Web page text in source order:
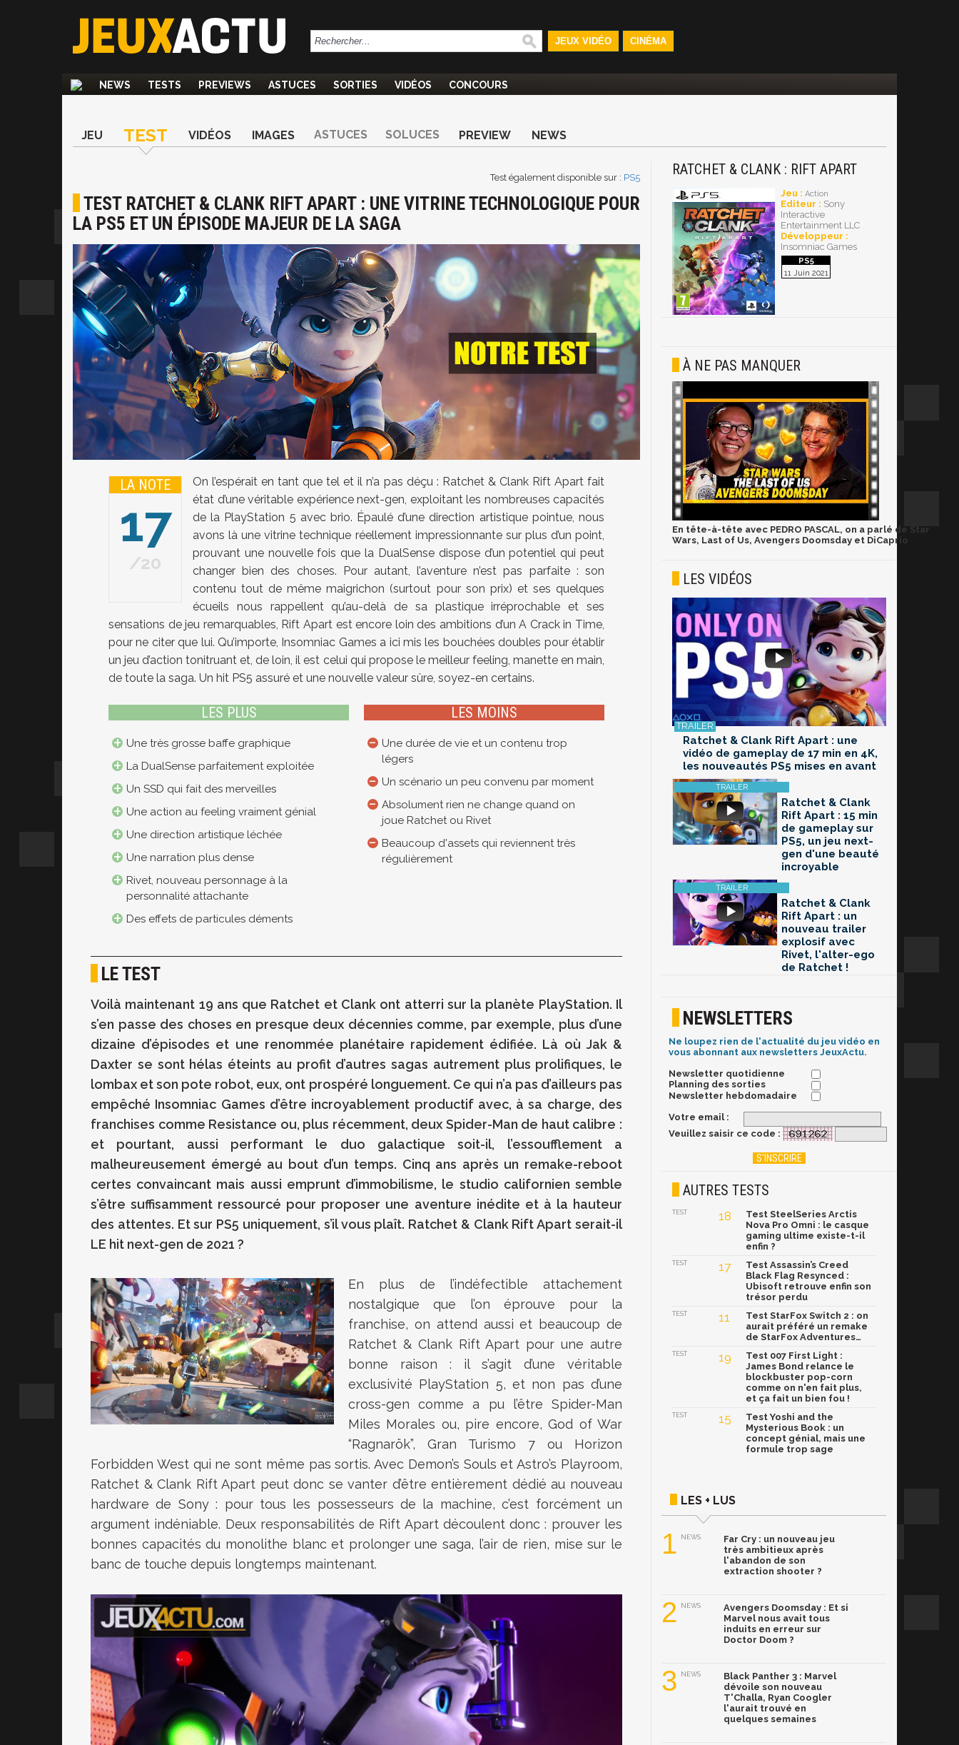
JEUX VIDÉO CINÉMA
NEWS TESTS PREVIEWS ASTUCES SORTIES VIDÉOS CONCOURS
JEU TEST VIDÉOS IMAGES ASTUCES SOLUCES PREVIEW NEWS
Test également disponible sur : PS5
TEST RATCHET & CLANK RIFT APART : UNE VITRINE TECHNOLOGIQUE POUR
LA PS5 ET UN ÉPISODE MAJEUR DE LA SAGA
LA NOTE
17
20
On l’espérait en tant que tel et il n’a pas déçu : Ratchet & Clank Rift Apart fait
état d’une véritable expérience next-gen, exploitant les nombreuses capacités
de la PlayStation 5 avec brio. Épaulé d’une direction artistique pointue, nous
avons là une vitrine technique réellement impressionnante sur plus d’un point,
prouvant une nouvelle fois que la DualSense dispose d’un potentiel qui peut
changer bien des choses. Pour autant, l’aventure n’est pas parfaite : son
contenu tout de même maigrichon (surtout pour son prix) et ses quelques
écueils nous rappellent qu’au-delà de sa plastique irréprochable et ses
sensations de jeu remarquables, Rift Apart est encore loin des ambitions d’un A Crack in Time,
pour ne citer que lui. Qu’importe, Insomniac Games a ici mis les bouchées doubles pour établir
un jeu d’action tonitruant et, de loin, il est celui qui propose le meilleur feeling, manette en main,
de toute la saga. Un hit PS5 assuré et une nouvelle valeur sûre, soyez-en certains.
LES PLUS
Une très grosse baffe graphique
La DualSense parfaitement exploitée
Un SSD qui fait des merveilles
Une action au feeling vraiment génial
Une direction artistique léchée
Une narration plus dense
Rivet, nouveau personnage à la
personnalité attachante
Des effets de particules déments
LES MOINS
Une durée de vie et un contenu trop
légers
Un scénario un peu convenu par moment
Absolument rien ne change quand on
joue Ratchet ou Rivet
Beaucoup d'assets qui reviennent très
régulièrement
LE TEST
Voilà maintenant 19 ans que Ratchet et Clank ont atterri sur la planète PlayStation. Il
s’en passe des choses en presque deux décennies comme, par exemple, plus d’une
dizaine d’épisodes et une renommée planétaire rapidement édifiée. Là où Jak &
Daxter se sont hélas éteints au profit d’autres sagas autrement plus prolifiques, le
lombax et son pote robot, eux, ont prospéré longuement. Ce qui n’a pas d’ailleurs pas
empêché Insomniac Games d’être incroyablement productif avec, à sa charge, des
franchises comme Resistance ou, plus récemment, deux Spider-Man de haut calibre :
et pourtant, aussi performant le duo galactique soit-il, l’essoufflement a
malheureusement émergé au bout d’un temps. Cinq ans après un remake-reboot
certes convaincant mais aussi emprunt d’immobilisme, le studio californien semble
s’être suffisamment ressourcé pour proposer une aventure inédite et à la hauteur
des attentes. Et sur PS5 uniquement, s’il vous plaît. Ratchet & Clank Rift Apart serait-il
LE hit next-gen de 2021 ?
En plus de l’indéfectible attachement
nostalgique que l’on éprouve pour la
franchise, on attend aussi et beaucoup de
Ratchet & Clank Rift Apart pour une autre
bonne raison : il s’agit d’une véritable
exclusivité PlayStation 5, et non pas d’une
cross-gen comme a pu l’être Spider-Man
Miles Morales ou, pire encore, God of War
“Ragnarök”, Gran Turismo 7 ou Horizon
Forbidden West qui ne sont même pas sortis. Avec Demon’s Souls et Astro’s Playroom,
Ratchet & Clank Rift Apart peut donc se vanter d’être entièrement dédié au nouveau
hardware de Sony : pour tous les possesseurs de la machine, c’est forcément un
argument indéniable. Deux responsabilités de Rift Apart découlent donc : prouver les
bonnes capacités du monolithe blanc et prolonger une saga, l’air de rien, mise sur le
banc de touche depuis longtemps maintenant.
RATCHET & CLANK : RIFT APART
Jeu : Action
Editeur : Sony
Interactive
Entertainment LLC
Développeur :
Insomniac Games
11 Juin 2021
À NE PAS MANQUER
En tête-à-tête avec PEDRO PASCAL, on a parlé de Star
Wars, Last of Us, Avengers Doomsday et DiCaprio
LES VIDÉOS
Ratchet & Clank Rift Apart : une
vidéo de gameplay de 17 min en 4K,
les nouveautés PS5 mises en avant
Ratchet & Clank
Rift Apart : 15 min
de gameplay sur
PS5, un jeu next-
gen d'une beauté
incroyable
Ratchet & Clank
Rift Apart : un
nouveau trailer
explosif avec
Rivet, l'alter-ego
de Ratchet !
NEWSLETTERS
Ne loupez rien de l'actualité du jeu vidéo en
vous abonnant aux newsletters JeuxActu.
Newsletter quotidienne
Planning des sorties
Newsletter hebdomadaire
Votre email :
Veuillez saisir ce code :
AUTRES TESTS
TEST 18
Test SteelSeries Arctis
Nova Pro Omni : le casque
gaming ultime existe-t-il
enfin ?
TEST 17
Test Assassin’s Creed
Black Flag Resynced :
Ubisoft retrouve enfin son
trésor perdu
TEST 11
Test StarFox Switch 2 : on
aurait préféré un remake
de StarFox Adventures…
TEST 19
Test 007 First Light :
James Bond relance le
blockbuster pop-corn
comme on n'en fait plus,
et ça fait un bien fou !
TEST 15
Test Yoshi and the
Mysterious Book : un
concept génial, mais une
formule trop sage
LES + LUS
1 NEWS
Far Cry : un nouveau jeu
très ambitieux après
l'abandon de son
extraction shooter ?
2 NEWS
Avengers Doomsday : Et si
Marvel nous avait tous
induits en erreur sur
Doctor Doom ?
3 NEWS
Black Panther 3 : Marvel
dévoile son nouveau
T'Challa, Ryan Coogler
l'aurait trouvé en
quelques semaines